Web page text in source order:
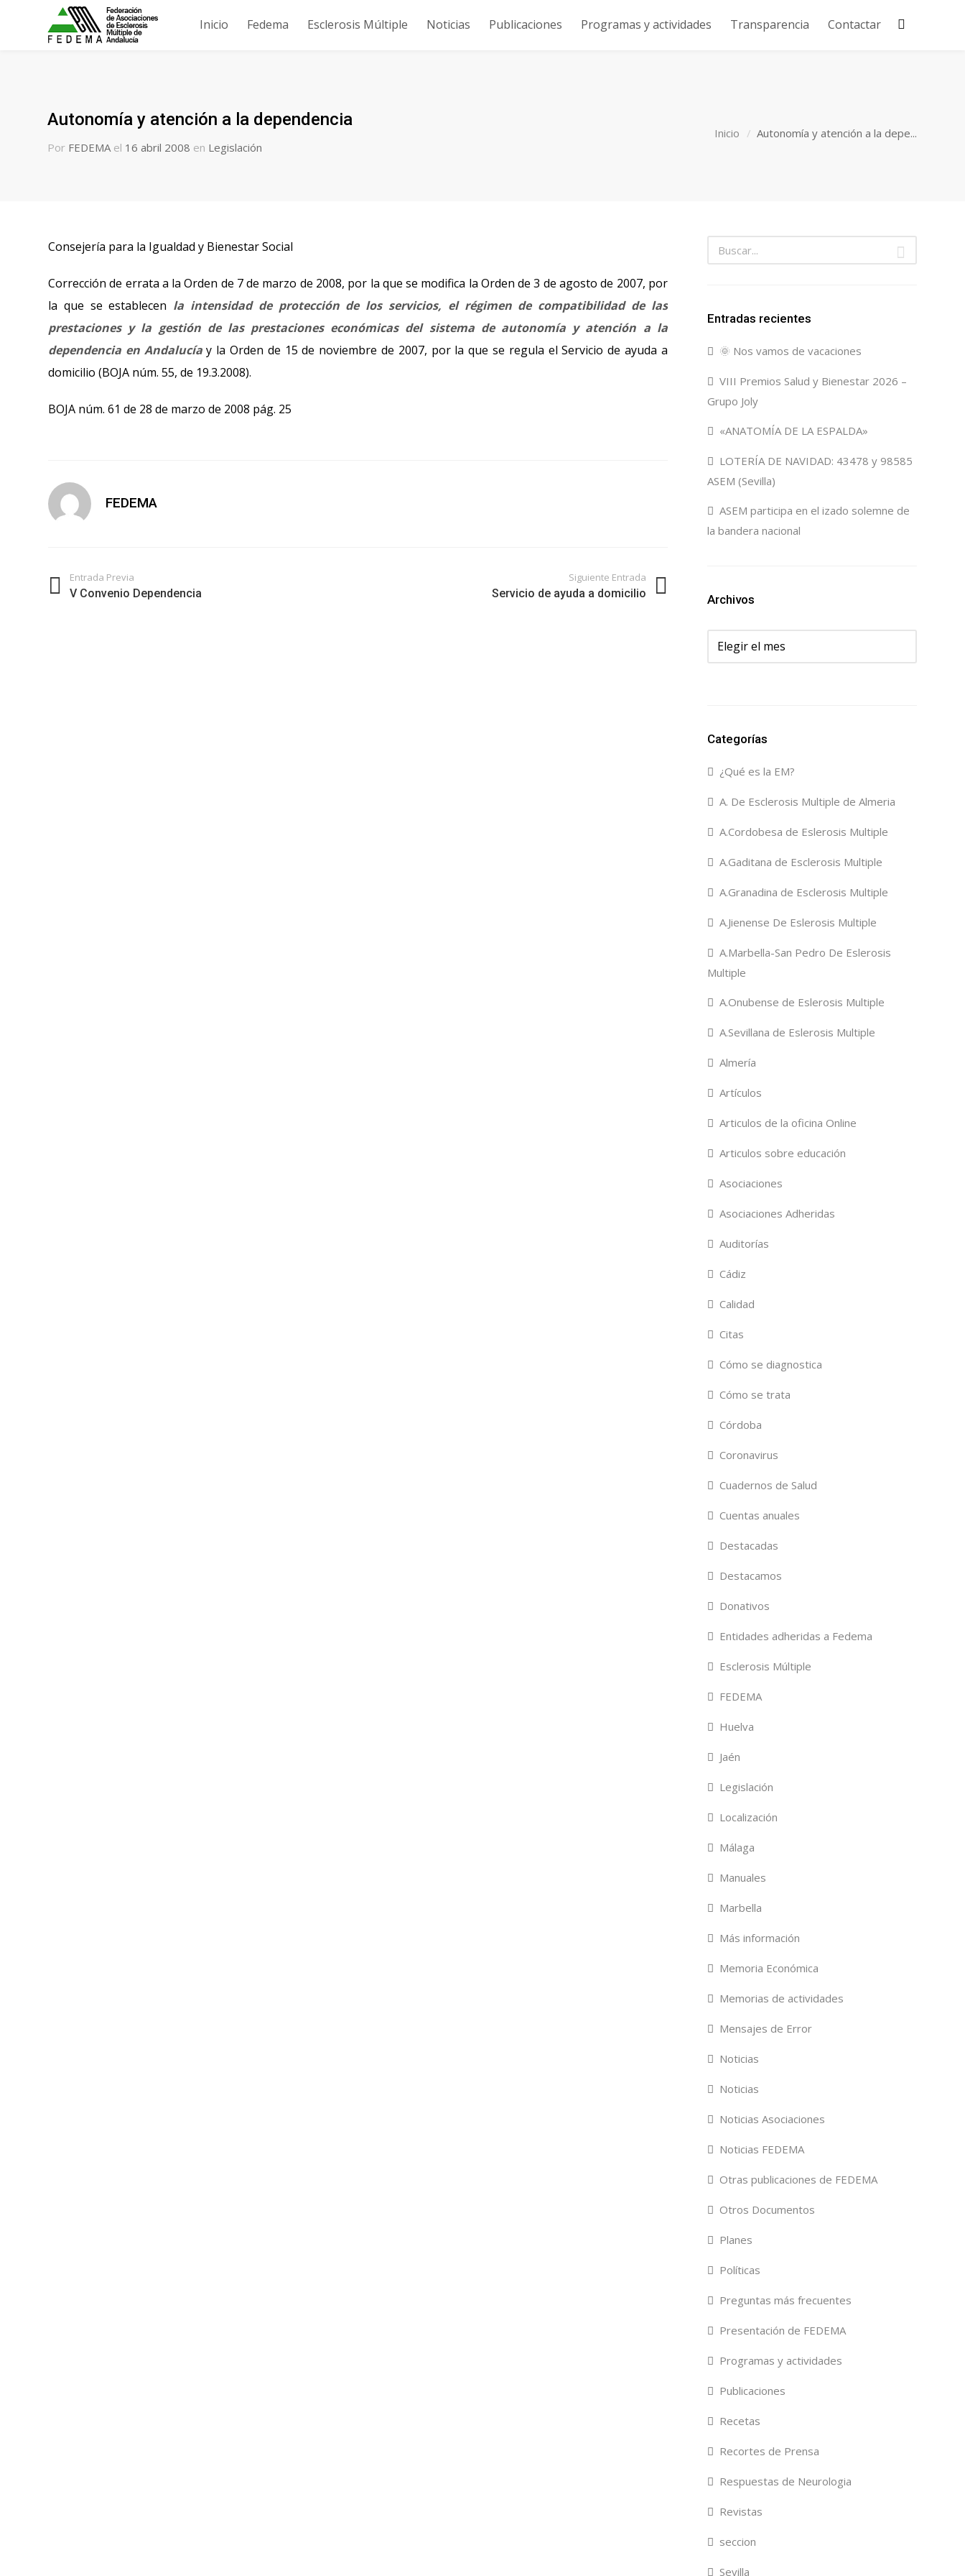
Inicio Fedema Esclerosis Múltiple Noticias Publicaciones Programas y actividades Transparencia Contactar
Autonomía y atención a la dependencia
Por FEDEMA el 16 abril 2008 en Legislación
Inicio Autonomía y atención a la depe...
Consejería para la Igualdad y Bienestar Social
Corrección de errata a la Orden de 7 de marzo de 2008, por la que se modifica la Orden de 3 de agosto de 2007, por
la que se establecen la intensidad de protección de los servicios, el régimen de compatibilidad de las
prestaciones y la gestión de las prestaciones económicas del sistema de autonomía y atención a la
dependencia en Andalucíay la Orden de 15 de noviembre de 2007, por la que se regula el Servicio de ayuda a
domicilio (BOJA núm. 55, de 19.3.2008).
BOJA núm. 61 de 28 de marzo de 2008 pág. 25
FEDEMA
Entrada Previa
V Convenio Dependencia
Siguiente Entrada
Servicio de ayuda a domicilio
Entradas recientes
🌞 Nos vamos de vacaciones
VIII Premios Salud y Bienestar 2026 –
Grupo Joly
«ANATOMÍA DE LA ESPALDA»
LOTERÍA DE NAVIDAD: 43478 y 98585
ASEM (Sevilla)
ASEM participa en el izado solemne de
la bandera nacional
Archivos
Archivos
Categorías
¿Qué es la EM?
A. De Esclerosis Multiple de Almeria
A.Cordobesa de Eslerosis Multiple
A.Gaditana de Esclerosis Multiple
A.Granadina de Esclerosis Multiple
A.Jienense De Eslerosis Multiple
A.Marbella-San Pedro De Eslerosis
Multiple
A.Onubense de Eslerosis Multiple
A.Sevillana de Eslerosis Multiple
Almería
Artículos
Articulos de la oficina Online
Articulos sobre educación
Asociaciones
Asociaciones Adheridas
Auditorías
Cádiz
Calidad
Citas
Cómo se diagnostica
Cómo se trata
Córdoba
Coronavirus
Cuadernos de Salud
Cuentas anuales
Destacadas
Destacamos
Donativos
Entidades adheridas a Fedema
Esclerosis Múltiple
FEDEMA
Huelva
Jaén
Legislación
Localización
Málaga
Manuales
Marbella
Más información
Memoria Económica
Memorias de actividades
Mensajes de Error
Noticias
Noticias
Noticias Asociaciones
Noticias FEDEMA
Otras publicaciones de FEDEMA
Otros Documentos
Planes
Políticas
Preguntas más frecuentes
Presentación de FEDEMA
Programas y actividades
Publicaciones
Recetas
Recortes de Prensa
Respuestas de Neurologia
Revistas
seccion
Sevilla